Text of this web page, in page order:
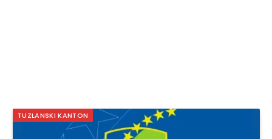
TUZLANSKI KANTON